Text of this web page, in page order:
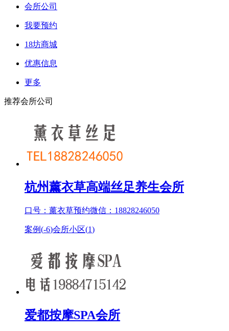
会所公司
我要预约
18坊商城
优惠信息
更多
推荐会所公司
杭州薰衣草高端丝足养生会所
口号：薰衣草预约微信：18828246050
案例(-6)会所小区(1)
爱都按摩SPA会所